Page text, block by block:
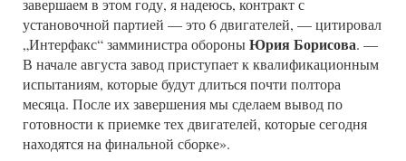
завершаем в этом году, я надеюсь, контракт с
установочной партией — это 6 двигателей, — цитировал
„Интерфакс“ замминистра обороныЮрия Борисова. —
В начале августа завод приступает к квалификационным
испытаниям, которые будут длиться почти полтора
месяца. После их завершения мы сделаем вывод по
готовности к приемке тех двигателей, которые сегодня
находятся на финальной сборке».